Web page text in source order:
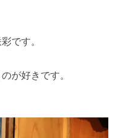
です。
が好きです。